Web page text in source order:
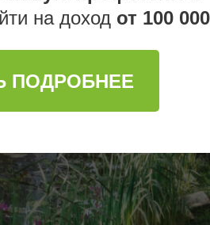
на доход от 100 000
ПОДРОБНЕЕ